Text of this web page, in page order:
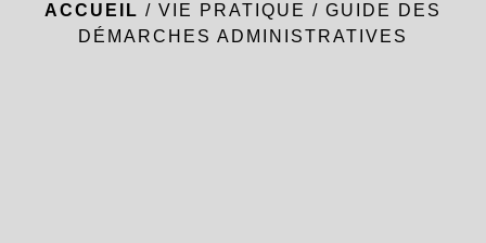
ACCUEIL / VIE PRATIQUE / GUIDE DES
DÉMARCHES ADMINISTRATIVES